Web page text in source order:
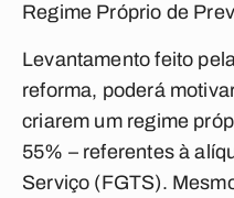
Regime Próprio de
Levantamento feito
reforma, poderá
criarem um regime
55% – referentes à
Serviço (FGTS).